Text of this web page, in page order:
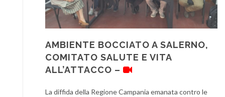
AMBIENTE BOCCIATO A SALERNO,
COMITATO SALUTE E VITA
ALL’ATTACCO –
La diffida della Regione Campania emanata contro le